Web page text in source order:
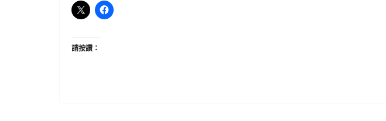
請按讚：